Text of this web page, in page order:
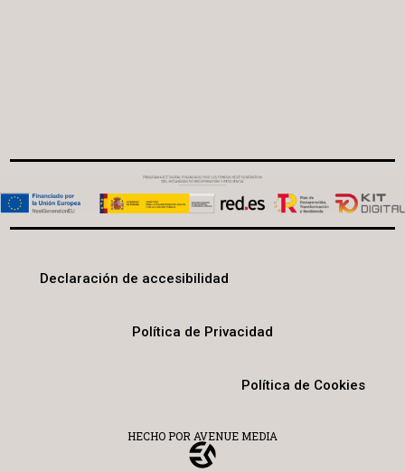
Declaración de accesibilidad
Política de Privacidad
Política de Cookies
HECHO POR AVENUE MEDIA